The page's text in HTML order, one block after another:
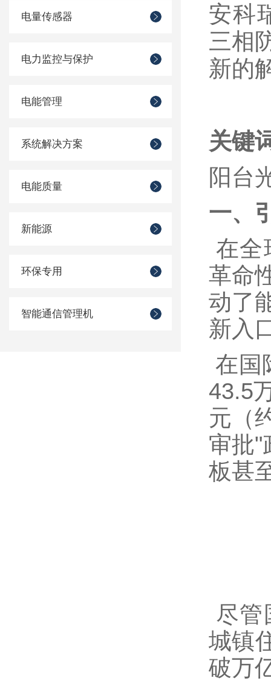
电量传感器
电力监控与保护
电能管理
系统解决方案
电能质量
新能源
环保专用
智能通信管理机
安科
三相
新的
关键
阳台
一、
在全
革命
动了
新入
在国
43.5
元（
审批"
板甚
尽管
城镇
破万